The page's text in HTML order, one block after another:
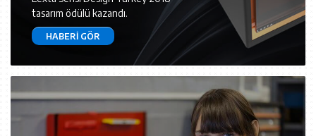
tasarım ödülü kazandı.
HABERI GÖR